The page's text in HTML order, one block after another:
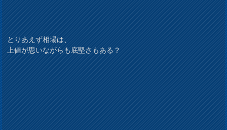
とりあえず相場は、
上値が思いながらも底堅さもある？